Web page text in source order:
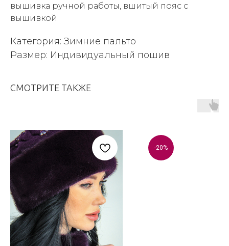
вышивка ручной работы, вшитый пояс с
вышивкой
Категория: Зимние пальто
Размер: Индивидуальный пошив
СМОТРИТЕ ТАКЖЕ
-20%